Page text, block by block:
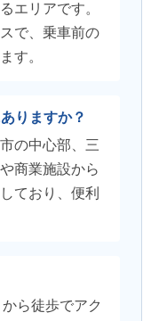
エリアです。
で、乗車前の
す。
りますか？
の中心部、三
商業施設から
ており、便利
ら徒歩でアク